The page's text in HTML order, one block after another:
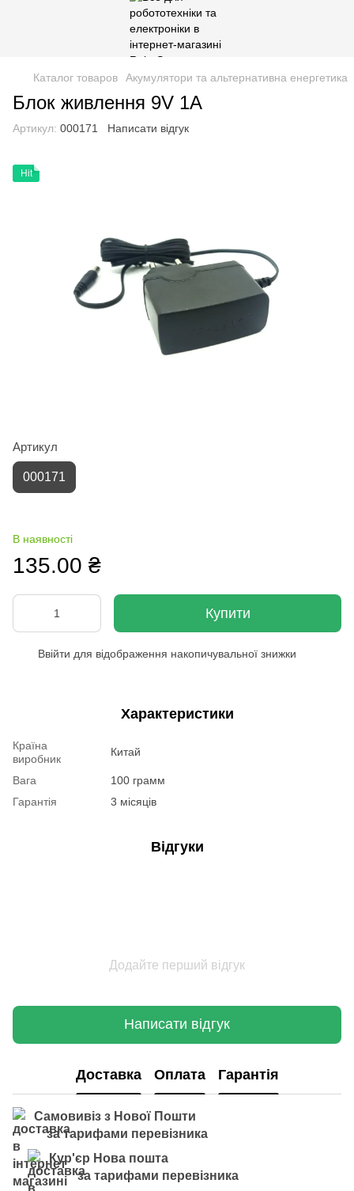
Каталог товаров Акумулятори та альтернативна енергетика
Блок живлення 9V 1А
Артикул: 000171 Написати відгук
Hit
Артикул
000171
В наявності
135.00 ₴
Купити
Ввійти для відображення накопичувальної знижки
Характеристики
Країна
виробник
Китай
Вага
100 грамм
Гарантія
3 місяців
Відгуки
Додайте перший відгук
Написати відгук
Доставка Оплата Гарантія
Самовивіз з Нової Пошти
за тарифами перевізника
Кур'єр Нова пошта
за тарифами перевізника